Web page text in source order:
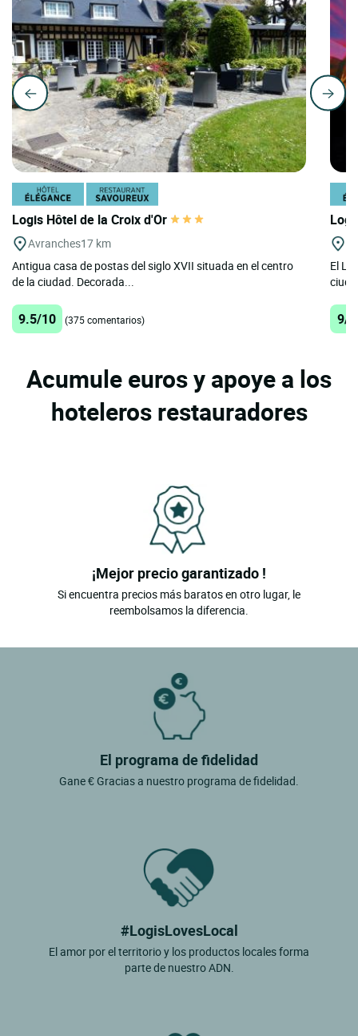
Logis Hôtel de la Croix d'Or
Avranches17 km
Antigua casa de postas del siglo XVII situada en el centro
de la ciudad. Decorada...
9.5/10 (375 comentarios)
El
9/
Acumule euros y apoye a los
hoteleros restauradores
¡Mejor precio garantizado !
Si encuentra precios más baratos en otro lugar, le
reembolsamos la diferencia.
El programa de fidelidad
Gane € Gracias a nuestro programa de fidelidad.
#LogisLovesLocal
El amor por el territorio y los productos locales forma
parte de nuestro ADN.